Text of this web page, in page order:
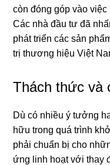
còn đóng góp vào việc
Các nhà đầu tư đã
phát triển các sản
trị thương hiệu Việt
Thách thức và
Dù có nhiều ý tưởng
hữu trong quá trình
phải chuẩn bị cho
ứng linh hoạt với thay